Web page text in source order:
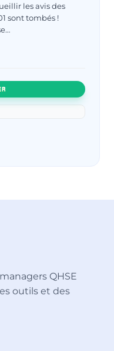
les avis des
sont tombés !
QHSE
outils et des